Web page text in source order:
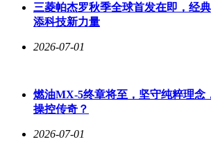
三菱帕杰罗秋季全球首发在即，经
添科技新力量
2026-07-01
燃油MX-5终章将至，坚守纯粹理念
操控传奇？
2026-07-01